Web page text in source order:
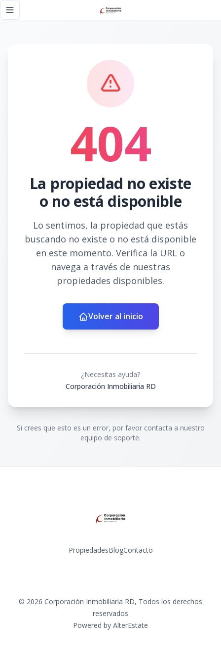
Toggle navigation menu
404
La propiedad no existe
o no está disponible
Lo sentimos, la propiedad que estás
buscando no existe o no está disponible
en este momento. Verifica la URL o
navega a través de nuestras
propiedades disponibles.
Volver al inicio
¿Necesitas ayuda?
Corporación Inmobiliaria RD
Si crees que esto es un error, por favor contacta a nuestro
equipo de soporte.
PropiedadesBlogContacto
© 2026 Corporación Inmobiliaria RD, Todos los derechos
reservados
Powered by AlterEstate
Página no encontrada - Corporación Inmobiliaria RD